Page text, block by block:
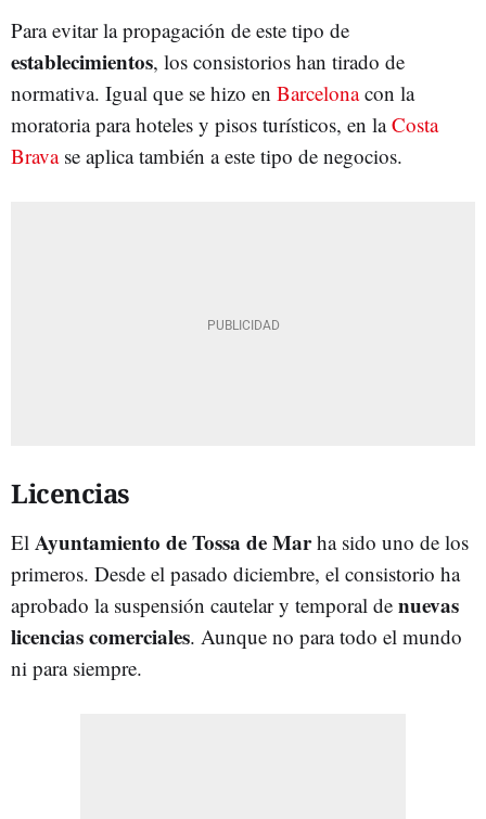
Para evitar la propagación de este tipo de
establecimientos, los consistorios han tirado de
normativa. Igual que se hizo en Barcelonacon la
moratoria para hoteles y pisos turísticos, en laCosta
Bravase aplica también a este tipo de negocios.
Licencias
El Ayuntamiento de Tossa de Marha sido uno de los
primeros. Desde el pasado diciembre, el consistorio ha
aprobado la suspensión cautelar y temporal de nuevas
licencias comerciales. Aunque no para todo el mundo
ni para siempre.